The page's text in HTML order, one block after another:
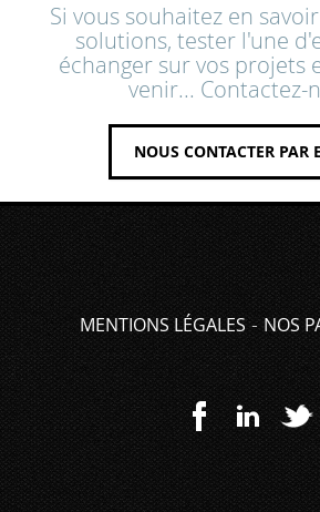
Si vous souhaitez en
solutions, tester l'une
échanger sur vos projets
venir... Contactez-
NOUS CONTACTER PAR
MENTIONS LÉGALES-NOS